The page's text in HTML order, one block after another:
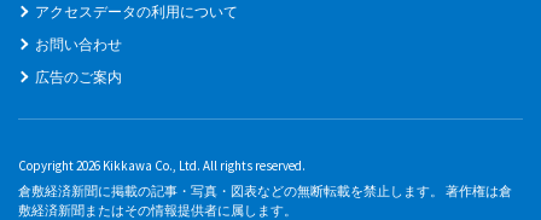
アクセスデータの利用について
お問い合わせ
広告のご案内
Copyright 2026 Kikkawa Co., Ltd. All rights reserved.
倉敷経済新聞に掲載の記事・写真・図表などの無断転載を禁止します。 著作権は倉
敷経済新聞またはその情報提供者に属します。